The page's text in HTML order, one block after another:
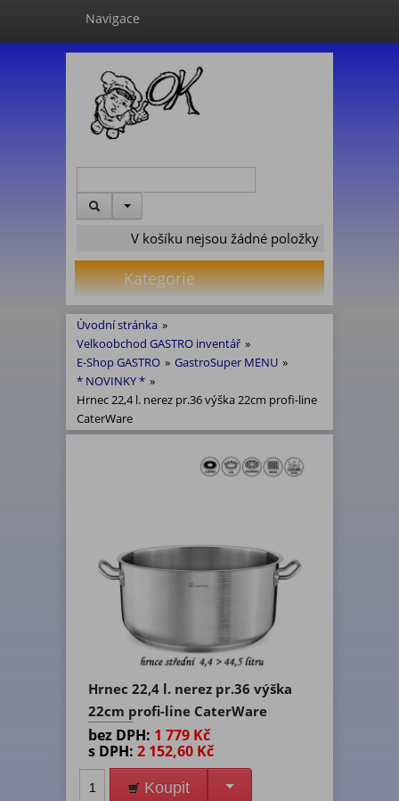
Navigace
V košíku nejsou žádné položky
Kategorie
Úvodní stránka »
Velkoobchod GASTRO inventář »
E-Shop GASTRO » GastroSuper MENU »
* NOVINKY * »
Hrnec 22,4 l. nerez pr.36 výška 22cm profi-line
CaterWare
Hrnec 22,4 l. nerez pr.36 výška
22cm profi-line CaterWare
bez DPH: 1 779 Kč
s DPH: 2 152,60 Kč
Koupit